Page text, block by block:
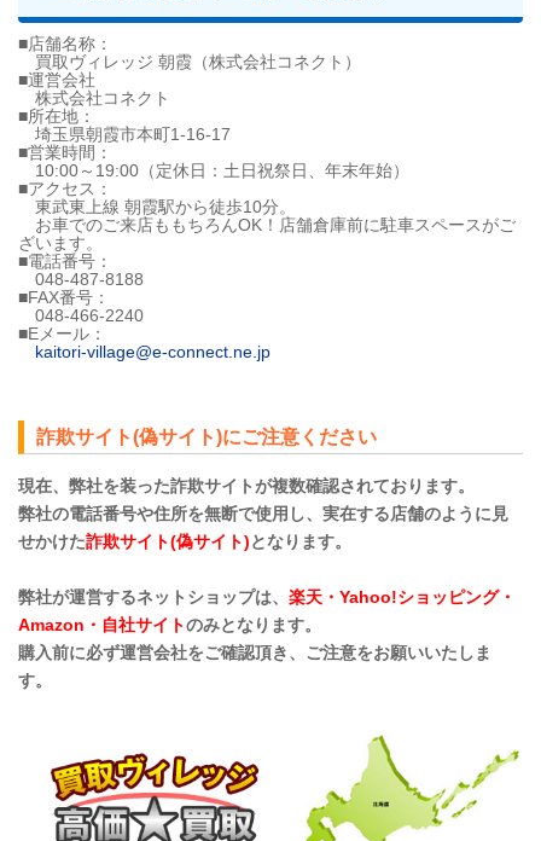
■店舗名称：
買取ヴィレッジ 朝霞（株式会社コネクト）
■運営会社
株式会社コネクト
■所在地：
埼玉県朝霞市本町1-16-17
■営業時間：
10:00～19:00（定休日：土日祝祭日、年末年始）
■アクセス：
東武東上線 朝霞駅から徒歩10分。
お車でのご来店ももちろんOK！店舗倉庫前に駐車スペースがご
ざいます。
■電話番号：
048-487-8188
■FAX番号：
048-466-2240
■Eメール：
kaitori-village@e-connect.ne.jp
詐欺サイト(偽サイト)にご注意ください
現在、弊社を装った詐欺サイトが複数確認されております。
弊社の電話番号や住所を無断で使用し、実在する店舗のように見
せかけた詐欺サイト(偽サイト)となります。
弊社が運営するネットショップは、 楽天・Yahoo!ショッピング・
Amazon・自社サイトのみとなります。
購入前に必ず運営会社をご確認頂き、ご注意をお願いいたしま
す。